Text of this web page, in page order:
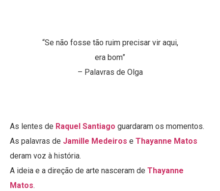
“Se não fosse tão ruim precisar vir aqui,
era bom”
– Palavras de Olga
As lentes de Raquel Santiago guardaram os momentos.
As palavras de Jamille Medeiros e Thayanne Matos
deram voz à história.
A ideia e a direção de arte nasceram de Thayanne
Matos.